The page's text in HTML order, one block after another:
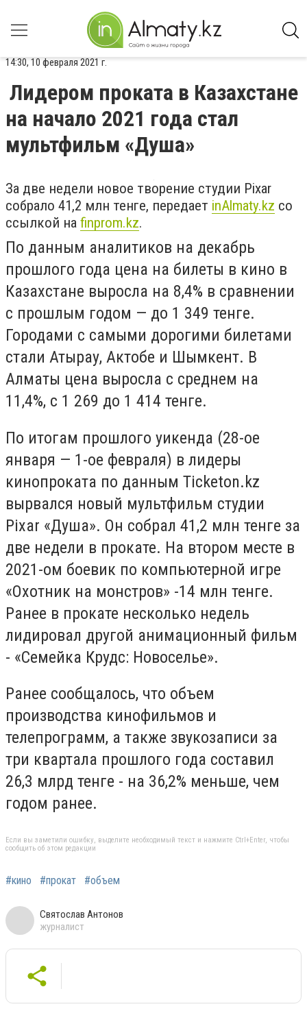
14:30, 10 февраля 2021 г.
Лидером проката в Казахстане
на начало 2021 года стал
мультфильм «Душа»
За две недели новое творение студии Pixar
собрало 41,2 млн тенге, передает inAlmaty.kz со
ссылкой на finprom.kz.
По данным аналитиков на декабрь
прошлого года цена на билеты в кино в
Казахстане выросла на 8,4% в сравнении
с прошлым годом — до 1 349 тенге.
Городами с самыми дорогими билетами
стали Атырау, Актобе и Шымкент. В
Алматы цена выросла с среднем на
11,4%, с 1 269 до 1 414 тенге.
По итогам прошлого уикенда (28-ое
января — 1-ое февраля) в лидеры
кинопроката по данным Ticketon.kz
вырвался новый мультфильм студии
Pixar «Душа». Он собрал 41,2 млн тенге за
две недели в прокате. На втором месте в
2021-ом боевик по компьютерной игре
«Охотник на монстров» -14 млн тенге.
Ранее в прокате несколько недель
лидировал другой анимационный фильм
- «Семейка Крудс: Новоселье».
Ранее сообщалось, что объем
производства кинофильмов и
телепрограмм, а также звукозаписи за
три квартала прошлого года составил
26,3 млрд тенге - на 36,2% меньше, чем
годом ранее.
Если вы заметили ошибку, выделите необходимый текст и нажмите Ctrl+Enter, чтобы
сообщить об этом редакции
#кино #прокат #объем
Святослав Антонов
журналист